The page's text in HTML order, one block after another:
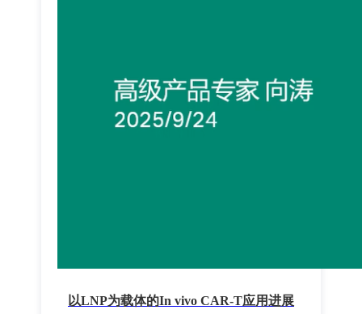
以LNP为载体的In vivo CAR-T应用进展